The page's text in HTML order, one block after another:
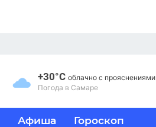
+30°C облачно с прояснениями
Погода в Самаре
Афиша Гороскоп